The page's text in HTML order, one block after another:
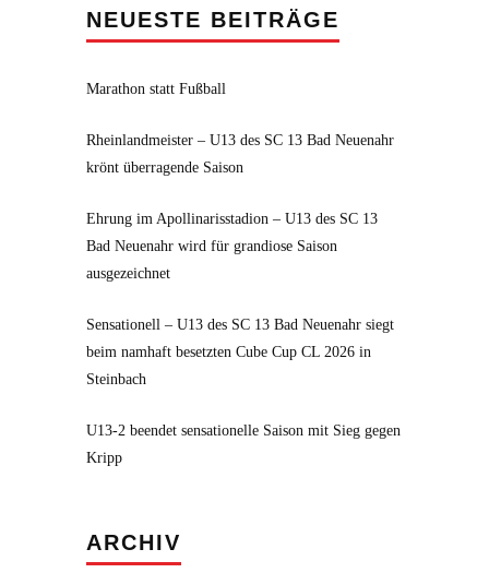
NEUESTE BEITRÄGE
Marathon statt Fußball
Rheinlandmeister – U13 des SC 13 Bad Neuenahr
krönt überragende Saison
Ehrung im Apollinarisstadion – U13 des SC 13
Bad Neuenahr wird für grandiose Saison
ausgezeichnet
Sensationell – U13 des SC 13 Bad Neuenahr siegt
beim namhaft besetzten Cube Cup CL 2026 in
Steinbach
U13-2 beendet sensationelle Saison mit Sieg gegen
Kripp
ARCHIV